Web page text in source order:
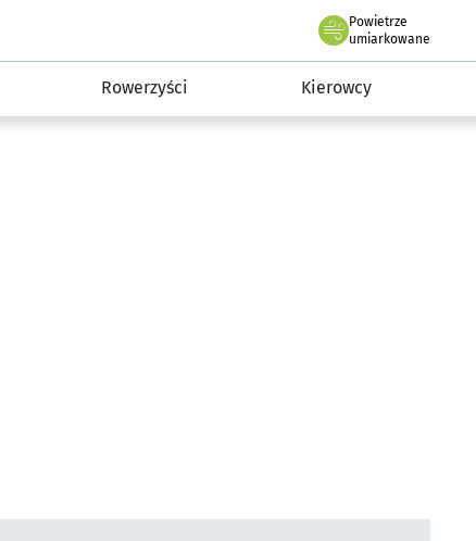
Powietrze
we Wrocławiu
umiarkowane
Rowerzyści Kierowcy